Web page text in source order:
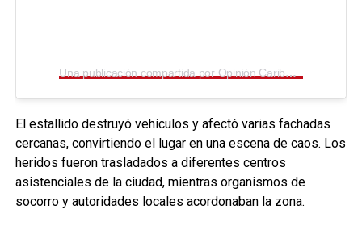
Una publicación compartida por Opinión Caribe® (@opinioncaribe)
El estallido destruyó vehículos y afectó varias fachadas
cercanas, convirtiendo el lugar en una escena de caos. Los
heridos fueron trasladados a diferentes centros
asistenciales de la ciudad, mientras organismos de
socorro y autoridades locales acordonaban la zona.